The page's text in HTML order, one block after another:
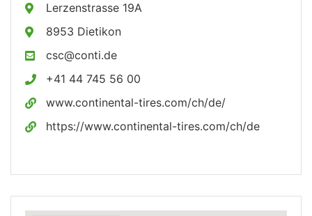
Lerzenstrasse 19A
8953 Dietikon
csc@conti.de
+41 44 745 56 00
www.continental-tires.com/ch/de/
https://www.continental-tires.com/ch/de